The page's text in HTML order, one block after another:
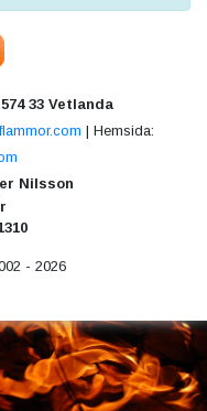
33 Vetlanda
| Hemsida:
Nilsson
- 2026